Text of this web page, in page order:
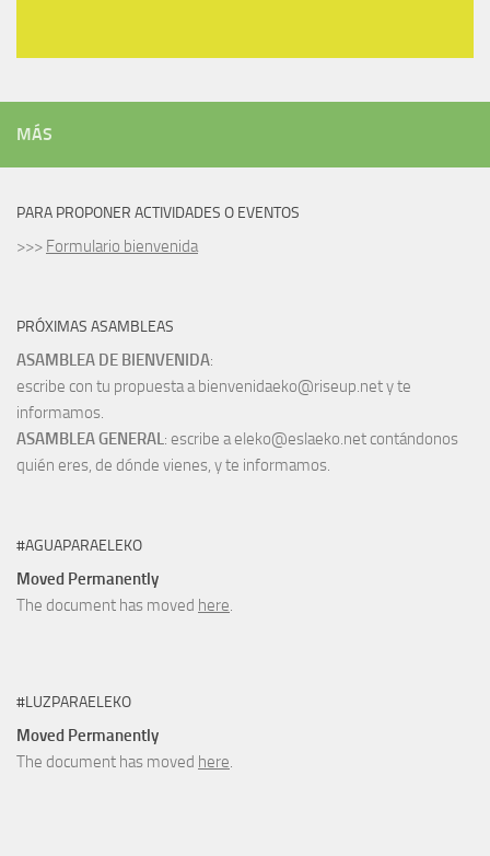
MÁS
PARA PROPONER ACTIVIDADES O EVENTOS
>>> Formulario bienvenida
PRÓXIMAS ASAMBLEAS
ASAMBLEA DE BIENVENIDA:
escribe con tu propuesta a bienvenidaeko@riseup.net y te
informamos.
ASAMBLEA GENERAL: escribe a eleko@eslaeko.net contándonos
quién eres, de dónde vienes, y te informamos.
#AGUAPARAELEKO
Moved Permanently
The document has moved here.
#LUZPARAELEKO
Moved Permanently
The document has moved here.